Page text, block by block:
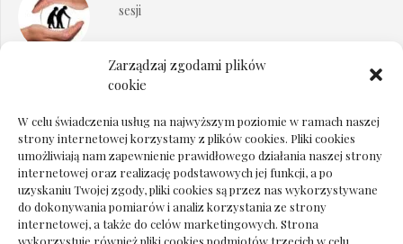
Zarządzaj zgodami plików
cookie
W celu świadczenia usług na najwyższym poziomie w ramach naszej
strony internetowej korzystamy z plików cookies. Pliki cookies
umożliwiają nam zapewnienie prawidłowego działania naszej strony
internetowej oraz realizację podstawowych jej funkcji, a po
uzyskaniu Twojej zgody, pliki cookies są przez nas wykorzystywane
do dokonywania pomiarów i analiz korzystania ze strony
internetowej, a także do celów marketingowych. Strona
wykorzystuje również pliki cookies podmiotów trzecich w celu
sesji
Dokumenty do odbioru przy zmianie biura
Deska podłogowa do salonu: jak wybrać bez
pośpiechu